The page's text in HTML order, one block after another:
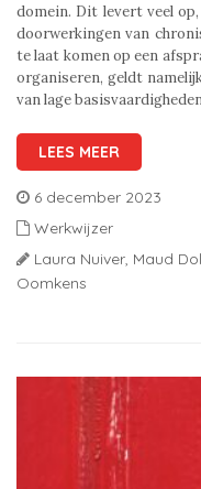
domein. Dit levert veel
doorwerkingen van
te laat komen op een
organiseren, geldt
van lage
LEES MEER
6 december 2023
Werkwijzer
Laura Nuiver, Maud
Oomkens